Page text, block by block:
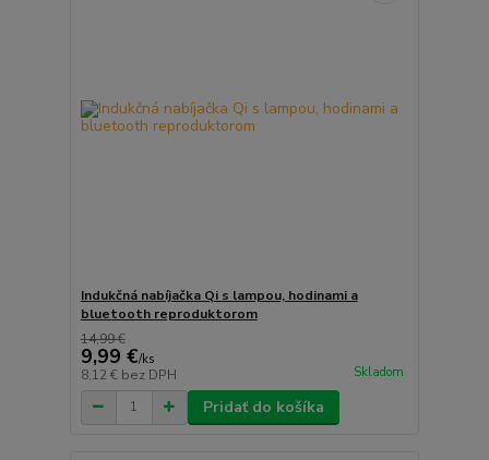
Indukčná nabíjačka Qi s lampou, hodinami a
bluetooth reproduktorom
14,99 €
9,99 €/ks
8,12 € bez DPH Skladom
Pridať do košíka